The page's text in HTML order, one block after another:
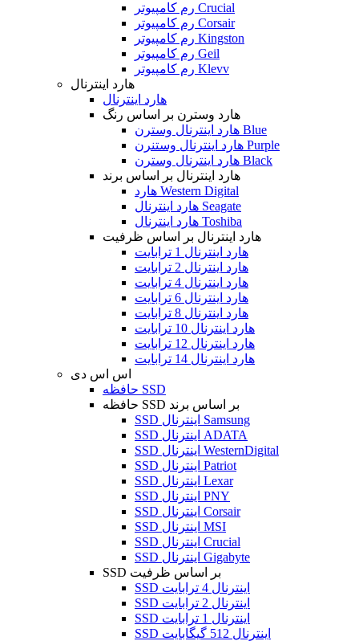
رم کامپیوتر Crucial
رم کامپیوتر Corsair
رم کامپیوتر Kingston
رم کامپیوتر Geil
رم کامپیوتر Klevv
هارد اینترنال
هارد اینترنال
هارد وسترن بر اساس رنگ
هارد اینترنال وسترن Blue
هارد اینترنال وستنرن Purple
هارد اینترنال وسترن Black
هارد اینترنال بر اساس برند
هارد Western Digital
هارد اینترنال Seagate
هارد اینترنال Toshiba
هارد اینترنال بر اساس ظرفیت
هارد اینترنال 1 ترابایت
هارد اینترنال 2 ترابایت
هارد اینترنال 4 ترابایت
هارد اینترنال 6 ترابایت
هارد اینترنال 8 ترابایت
هارد اینترنال 10 ترابایت
هارد اینترنال 12 ترابایت
هارد اینترنال 14 ترابایت
اس اس دی
حافظه SSD
حافظه SSD بر اساس برند
SSD اینترنال Samsung
SSD اینترنال ADATA
SSD اینترنال WesternDigital
SSD اینترنال Patriot
SSD اینترنال Lexar
SSD اینترنال PNY
SSD اینترنال Corsair
SSD اینترنال MSI
SSD اینترنال Crucial
SSD اینترنال Gigabyte
SSD بر اساس ظرفیت
SSD اینترنال 4 ترابایت
SSD اینترنال 2 ترابایت
SSD اینترنال 1 ترابایت
SSD اینترنال 512 گیگابایت